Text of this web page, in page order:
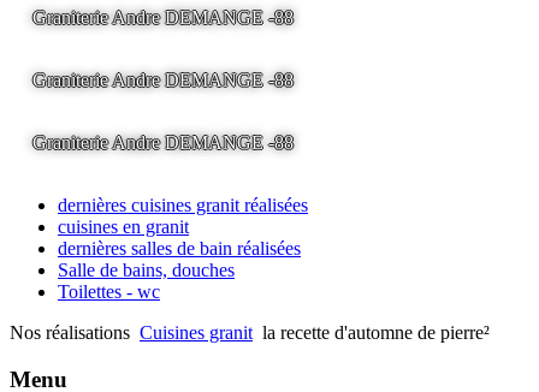
Graniterie Andre DEMANGE -88
Graniterie Andre DEMANGE -88
Graniterie Andre DEMANGE -88
dernières cuisines granit réalisées
cuisines en granit
dernières salles de bain réalisées
Salle de bains, douches
Toilettes - wc
Nos réalisations Cuisines granit la recette d'automne de pierre²
Menu